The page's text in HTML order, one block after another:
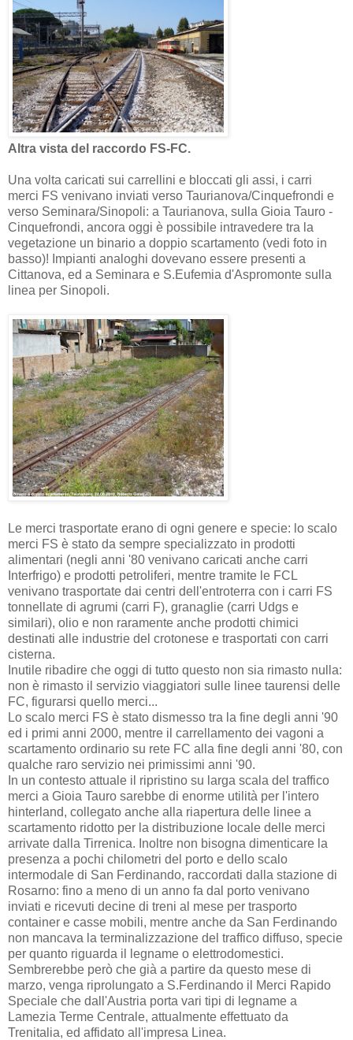
Altra vista del raccordo FS-FC.
Una volta caricati sui carrellini e bloccati gli assi, i carri
merci FS venivano inviati verso Taurianova/Cinquefrondi e
verso Seminara/Sinopoli: a Taurianova, sulla Gioia Tauro -
Cinquefrondi, ancora oggi è possibile intravedere tra la
vegetazione un binario a doppio scartamento (vedi foto in
basso)! Impianti analoghi dovevano essere presenti a
Cittanova, ed a Seminara e S.Eufemia d'Aspromonte sulla
linea per Sinopoli.
Le merci trasportate erano di ogni genere e specie: lo scalo
merci FS è stato da sempre specializzato in prodotti
alimentari (negli anni '80 venivano caricati anche carri
Interfrigo) e prodotti petroliferi, mentre tramite le FCL
venivano trasportate dai centri dell'entroterra con i carri FS
tonnellate di agrumi (carri F), granaglie (carri Udgs e
similari), olio e non raramente anche prodotti chimici
destinati alle industrie del crotonese e trasportati con carri
cisterna.
Inutile ribadire che oggi di tutto questo non sia rimasto nulla:
non è rimasto il servizio viaggiatori sulle linee taurensi delle
FC, figurarsi quello merci...
Lo scalo merci FS è stato dismesso tra la fine degli anni '90
ed i primi anni 2000, mentre il carrellamento dei vagoni a
scartamento ordinario su rete FC alla fine degli anni '80, con
qualche raro servizio nei primissimi anni '90.
In un contesto attuale il ripristino su larga scala del traffico
merci a Gioia Tauro sarebbe di enorme utilità per l'intero
hinterland, collegato anche alla riapertura delle linee a
scartamento ridotto per la distribuzione locale delle merci
arrivate dalla Tirrenica. Inoltre non bisogna dimenticare la
presenza a pochi chilometri del porto e dello scalo
intermodale di San Ferdinando, raccordati dalla stazione di
Rosarno: fino a meno di un anno fa dal porto venivano
inviati e ricevuti decine di treni al mese per trasporto
container e casse mobili, mentre anche da San Ferdinando
non mancava la terminalizzazione del traffico diffuso, specie
per quanto riguarda il legname o elettrodomestici.
Sembrerebbe però che già a partire da questo mese di
marzo, venga riprolungato a S.Ferdinando il Merci Rapido
Speciale che dall'Austria porta vari tipi di legname a
Lamezia Terme Centrale, attualmente effettuato da
Trenitalia, ed affidato all'impresa Linea.